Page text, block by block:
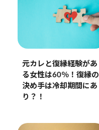
元カレと復縁経験があ
る女性は60％！復縁の
決め手は冷却期間にあ
り？！